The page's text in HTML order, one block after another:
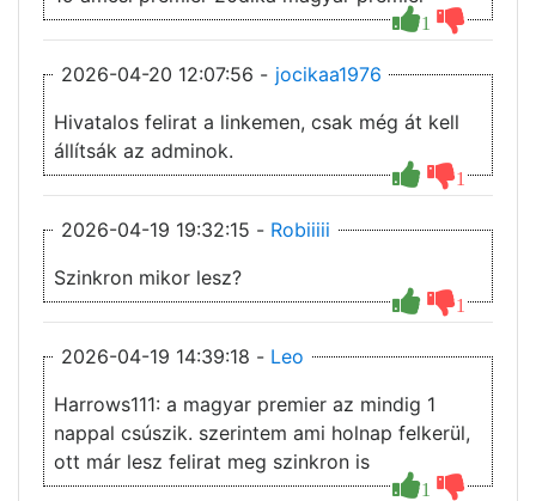
1
2026-04-20 12:07:56 - jocikaa1976
1
Hivatalos felirat a linkemen, csak még át kell
állítsák az adminok.
2026-04-19 19:32:15 - Robiiiii
1
Szinkron mikor lesz?
2026-04-19 14:39:18 - Leo
1
Harrows111: a magyar premier az mindig 1
nappal csúszik. szerintem ami holnap felkerül,
ott már lesz felirat meg szinkron is